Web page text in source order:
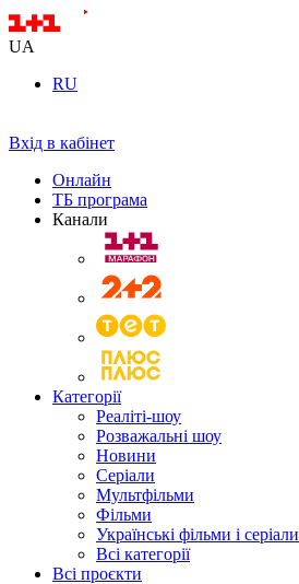
UA
RU
Вхід в кабінет
Онлайн
ТБ програма
Канали
Категорії
Реаліті-шоу
Розважальні шоу
Новини
Серіали
Мультфільми
Фільми
Українські фільми і серіали
Всі категорії
Всі проєкти